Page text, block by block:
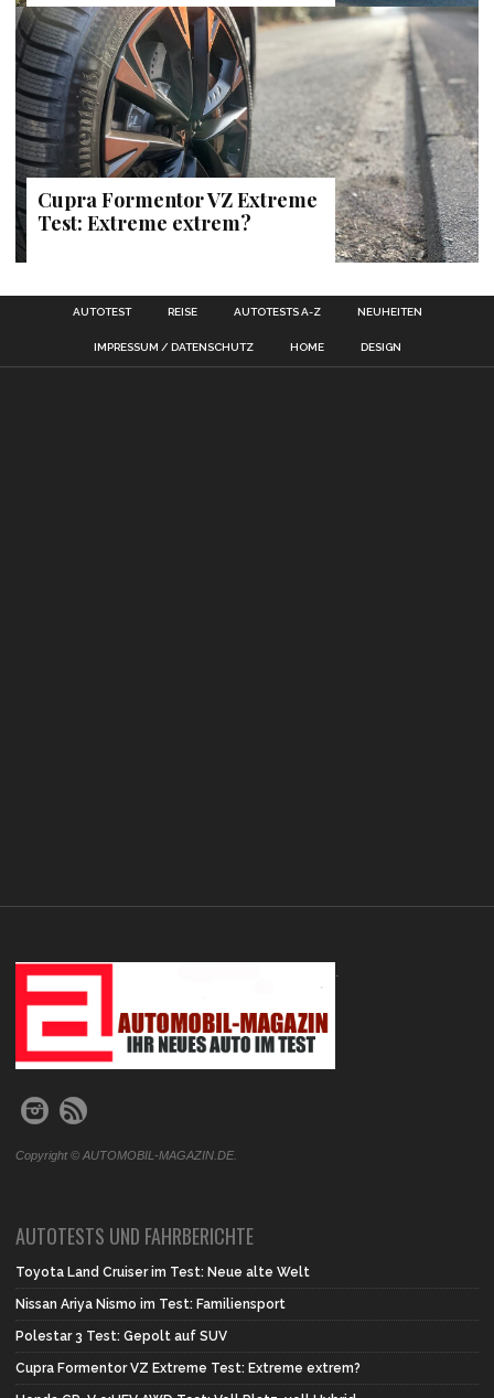
Cupra Formentor VZ Extreme
Test: Extreme extrem?
AUTOTEST REISE AUTOTESTS A-Z NEUHEITEN
IMPRESSUM / DATENSCHUTZ HOME DESIGN
.
Copyright © AUTOMOBIL-MAGAZIN.DE.
AUTOTESTS UND FAHRBERICHTE
Toyota Land Cruiser im Test: Neue alte Welt
Nissan Ariya Nismo im Test: Familiensport
Polestar 3 Test: Gepolt auf SUV
Cupra Formentor VZ Extreme Test: Extreme extrem?